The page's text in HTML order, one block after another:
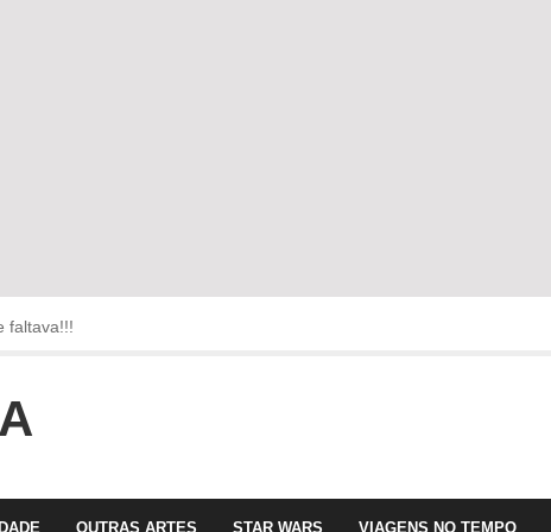
faltava!!!
OUTRAS ARTES STAR WARS VIAGENS NO TEMPO